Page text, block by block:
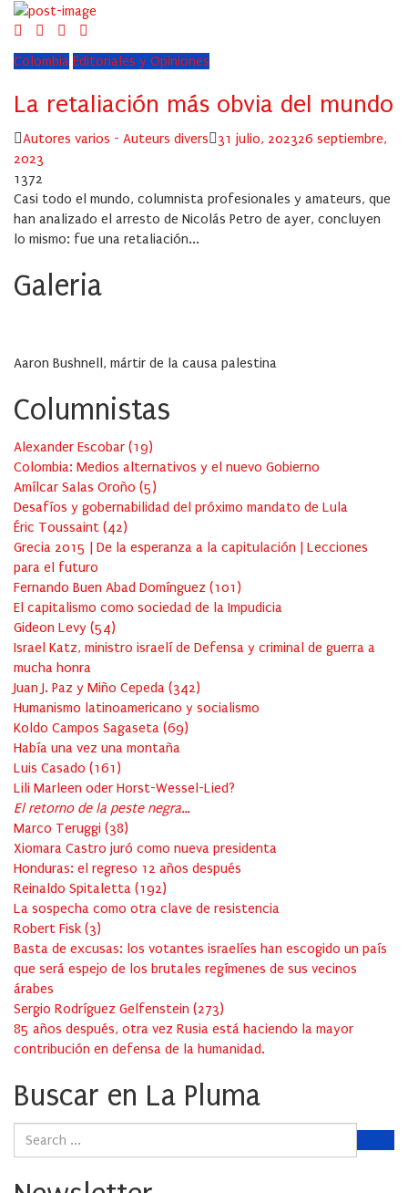
Colombia Editoriales y Opiniones
La retaliación más obvia del mundo
Author
Autores varios - Auteurs divers
Posted
31 julio, 202326 septiembre,
2023
1372
Casi todo el mundo, columnista profesionales y amateurs, que
han analizado el arresto de Nicolás Petro de ayer, concluyen
lo mismo: fue una retaliación...
Galeria
Aaron Bushnell, mártir de la causa palestina
Columnistas
Alexander Escobar (19)
Colombia: Medios alternativos y el nuevo Gobierno
Amílcar Salas Oroño (5)
Desafíos y gobernabilidad del próximo mandato de Lula
Éric Toussaint (42)
Grecia 2015 | De la esperanza a la capitulación | Lecciones
para el futuro
Fernando Buen Abad Domínguez (101 )
El capitalismo como sociedad de la Impudicia
Gideon Levy (54)
Israel Katz, ministro israelí de Defensa y criminal de guerra a
mucha honra
Juan J. Paz y Miño Cepeda (342)
Humanismo latinoamericano y socialismo
Koldo Campos Sagaseta (69)
Había una vez una montaña
Luis Casado (161 )
Lili Marleen oder Horst-Wessel-Lied?
El retorno de la peste negra…
Marco Teruggi (38)
Xiomara Castro juró como nueva presidenta
Honduras: el regreso 12 años después
Reinaldo Spitaletta (192)
La sospecha como otra clave de resistencia
Robert Fisk (3)
Basta de excusas: los votantes israelíes han escogido un país
que será espejo de los brutales regímenes de sus vecinos
árabes
Sergio Rodríguez Gelfenstein (273)
85 años después, otra vez Rusia está haciendo la mayor
contribución en defensa de la humanidad.
Buscar en La Pluma